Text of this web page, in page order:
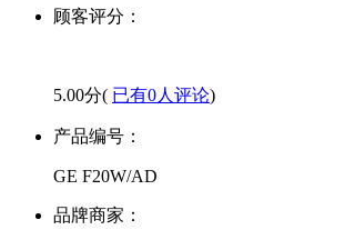
顾客评分：
5.00分( 已有0人评论)
产品编号：
GE F20W/AD
品牌商家：